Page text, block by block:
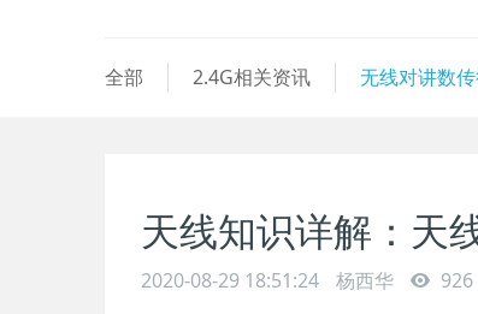
全部 2.4G相关资讯 无线对讲数
天线知识详解：天
2020-08-29 18:51:24 杨西华 926